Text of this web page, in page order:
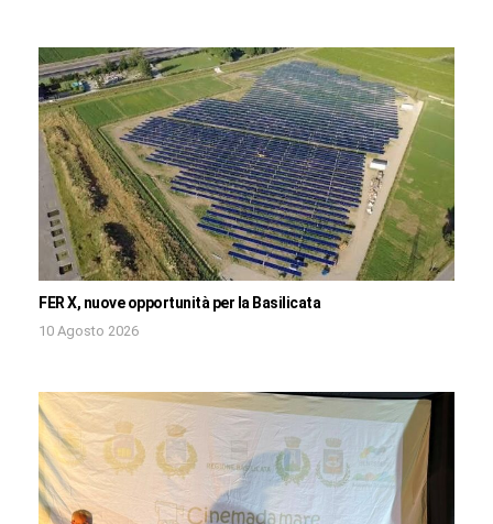
FER X, nuove opportunità per la Basilicata
10 Agosto 2026